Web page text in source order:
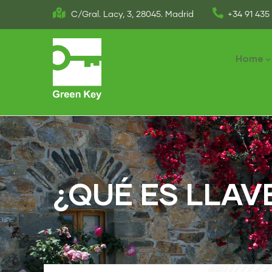
to
C/Gral. Lacy, 3, 28045. Madrid +34 91 435
Home
¿QUÉ ES